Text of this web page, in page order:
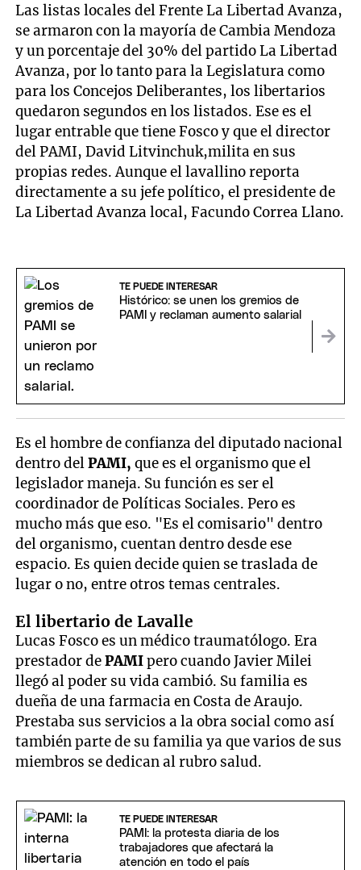
Las listas locales del Frente La Libertad Avanza,
se armaron con la mayoría de Cambia Mendoza
y un porcentaje del 30% del partido La Libertad
Avanza, por lo tanto para la Legislatura como
para los Concejos Deliberantes, los libertarios
quedaron segundos en los listados. Ese es el
lugar entrable que tiene Fosco y que el director
del PAMI, David Litvinchuk,milita en sus
propias redes. Aunque el lavallino reporta
directamente a su jefe político, el presidente de
La Libertad Avanza local, Facundo Correa Llano.
TE PUEDE INTERESAR
Histórico: se unen los gremios de
PAMI y reclaman aumento salarial
Es el hombre de confianza del diputado nacional
dentro delPAMI, que es el organismo que el
legislador maneja. Su función es ser el
coordinador de Políticas Sociales. Pero es
mucho más que eso. "Es el comisario" dentro
del organismo, cuentan dentro desde ese
espacio. Es quien decide quien se traslada de
lugar o no, entre otros temas centrales.
El libertario de Lavalle
Lucas Fosco es un médico traumatólogo. Era
prestador dePAMIpero cuando Javier Milei
llegó al poder su vida cambió. Su familia es
dueña de una farmacia en Costa de Araujo.
Prestaba sus servicios a la obra social como así
también parte de su familia ya que varios de sus
miembros se dedican al rubro salud.
TE PUEDE INTERESAR
PAMI: la protesta diaria de los
trabajadores que afectará la
atención en todo el país